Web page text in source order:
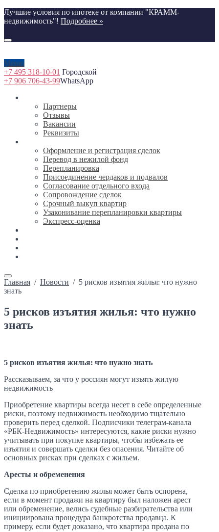
Лучшие условия по ипотеке от компании "КРАММ-
недвижимость"! Подробнее »
Меню
+7 495 318-10-01 Городской
+7 906 706-43-99WhatsApp
Партнеры
Отзывы
Вакансии
Реквизиты
Оформление и регистрация сделок
Перевод в нежилой фонд
Перепланировка
Присоединение чердаков и подвалов
Согласование отдельного входа
Сопровождение сделок
Срочный выкуп квартир
Узаконивание перепланировки квартиры
Экспресс-оценка
Главная / Новости / 5 рисков изъятия жилья: что нужно
знать
5 рисков изъятия жилья: что нужно
знать
5 рисков изъятия жилья: что нужно знать
Рассказываем, за что у россиян могут изъять жилую
недвижимость
Приобретение квартиры всегда несет в себе определенные
риски, поэтому недвижимость необходимо тщательно
проверить перед сделкой. Подписчики телеграм-канала
«РБК-Недвижимость» интересуются, какие риски нужно
учитывать при покупке квартиры, чтобы избежать ее
изъятия и совершать сделки без опасения. Читайте об
основных рисках при сделках с жильем.
Аресты и обременения
Сделка по приобретению жилья может быть оспорена,
если в момент продажи на квартиру был наложен арест
или обременение, велись судебные разбирательства или
инициирована процедура банкротства продавца. К
примеру, если будет доказано, что квартира продана по